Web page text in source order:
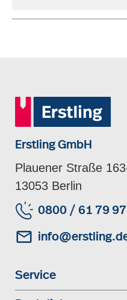
Erstling GmbH
Plauener Straße
13053 Berlin
0800 / 61 79
Service